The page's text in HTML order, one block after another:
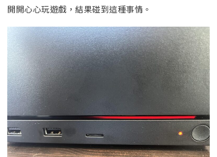
開開心心玩遊戲，結果碰到這種事情。